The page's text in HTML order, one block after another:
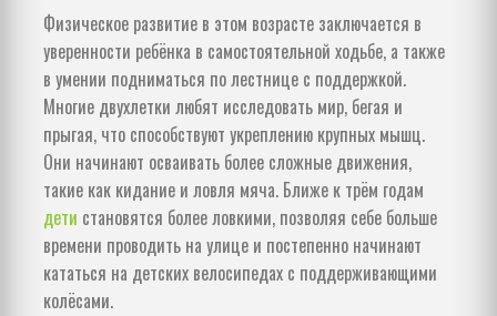
Физическое развитие в этом возрасте заключается в
уверенности ребёнка в самостоятельной ходьбе, а также
в умении подниматься по лестнице с поддержкой.
Многие двухлетки любят исследовать мир, бегая и
прыгая, что способствуют укреплению крупных мышц.
Они начинают осваивать более сложные движения,
такие как кидание и ловля мяча. Ближе к трём годам
дети становятся более ловкими, позволяя себе больше
времени проводить на улице и постепенно начинают
кататься на детских велосипедах с поддерживающими
колёсами.